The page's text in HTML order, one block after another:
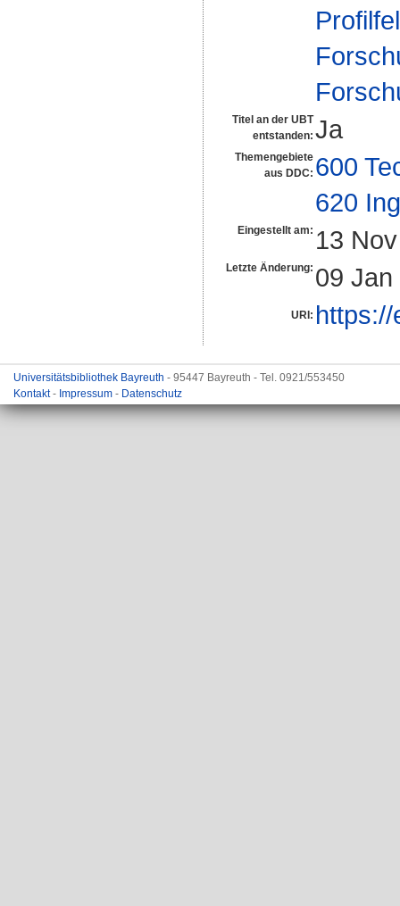
Titel an der UBT
entstanden: Ja
Themengebiete
aus DDC: 600
620
Eingestellt am: 13
Letzte Änderung: 09
URI:
Universitätsbibliothek Bayreuth - 95447 Bayreuth - Tel. 0921/553450
Kontakt- Impressum - Datenschutz